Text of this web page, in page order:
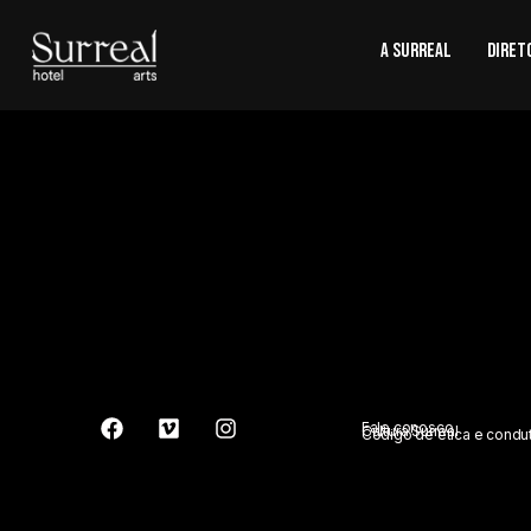
A SURREAL
Fale conosco
Cultura Surreal
Código de ética e